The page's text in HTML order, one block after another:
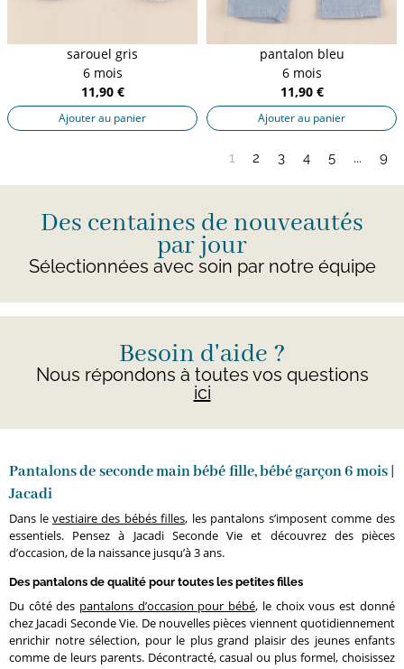
sarouel gris
6 mois
11,90 €
Ajouter au panier
pantalon bleu
6 mois
11,90 €
Ajouter au panier
1 2 3 4 5 ... 9
Des centaines de nouveautés
par jour
Sélectionnées avec soin par notre équipe
Besoin d'aide ?
Nous répondons à toutes vos questions
ici
Pantalons de seconde main bébé fille, bébé garçon 6 mois |
Jacadi
Dans le vestiaire des bébés filles, les pantalons s’imposent comme des
essentiels. Pensez à Jacadi Seconde Vie et découvrez des pièces
d’occasion, de la naissance jusqu’à 3 ans.
Des pantalons de qualité pour toutes les petites filles
Du côté des pantalons d’occasion pour bébé, le choix vous est donné
chez Jacadi Seconde Vie. De nouvelles pièces viennent quotidiennement
enrichir notre sélection, pour le plus grand plaisir des jeunes enfants
comme de leurs parents. Décontracté, casual ou plus formel, choisissez